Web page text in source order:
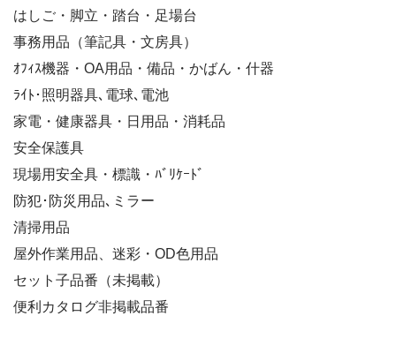
はしご・脚立・踏台・足場台
事務用品（筆記具・文房具）
ｵﾌｨｽ機器・OA用品・備品・かばん・什器
ﾗｲﾄ･照明器具､電球､電池
家電・健康器具・日用品・消耗品
安全保護具
現場用安全具・標識・ﾊﾞﾘｹｰﾄﾞ
防犯･防災用品､ミラー
清掃用品
屋外作業用品、迷彩・OD色用品
セット子品番（未掲載）
便利カタログ非掲載品番